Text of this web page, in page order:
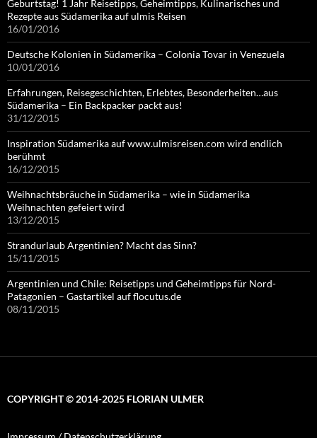
Geburtstag! 1 Jahr Reisetipps, Geheimtipps, Kulinarisches und
Rezepte aus Südamerika auf ulmis Reisen
16/01/2016
Deutsche Kolonien in Südamerika – Colonia Tovar in Venezuela
10/01/2016
Erfahrungen, Reisegeschichten, Erlebtes, Besonderheiten…aus
Südamerika – Ein Backpacker packt aus!
31/12/2015
Inspiration Südamerika auf www.ulmisreisen.com wird endlich
berühmt
16/12/2015
Weihnachtsbräuche in Südamerika – wie in Südamerika
Weihnachten gefeiert wird
13/12/2015
Strandurlaub Argentinien? Macht das Sinn?
15/11/2015
Argentinien und Chile: Reisetipps und Geheimtipps für Nord-
Patagonien – Gastartikel auf flocutus.de
08/11/2015
COPYRIGHT © 2014-2025 FLORIAN ULMER